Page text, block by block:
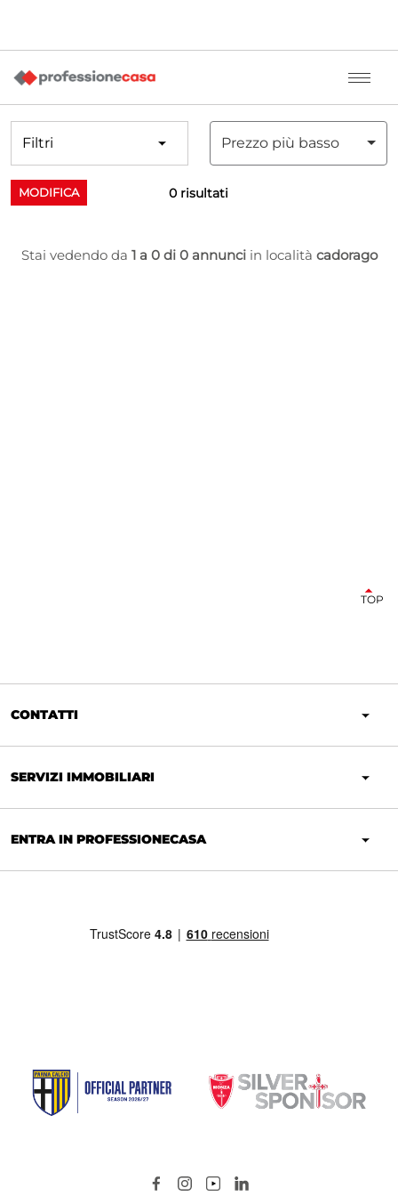
Filtri Prezzo più basso
MODIFICA 0 risultati
Stai vedendo da 1 a 0 di 0 annunciin località cadorago
TOP
CONTATTI
SERVIZI IMMOBILIARI
ENTRA IN PROFESSIONECASA